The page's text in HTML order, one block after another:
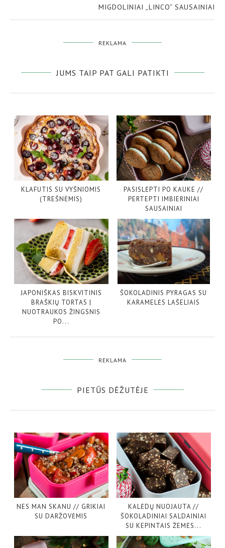
MIGDOLINIAI „LINCO“ SAUSAINIAI
REKLAMA
JUMS TAIP PAT GALI PATIKTI
KLAFUTIS SU VYŠNIOMIS
(TREŠNĖMIS)
PASISLĖPTI PO KAUKE //
PERTEPTI IMBIERINIAI
SAUSAINIAI
JAPONIŠKAS BISKVITINIS
BRAŠKIŲ TORTAS |
NUOTRAUKOS ŽINGSNIS
PO...
ŠOKOLADINIS PYRAGAS SU
KARAMELĖS LAŠELIAIS
REKLAMA
PIETŪS DĖŽUTĖJE
NES MAN SKANU // GRIKIAI
SU DARŽOVĖMIS
KALĖDŲ NUOJAUTA //
ŠOKOLADINIAI SALDAINIAI
SU KEPINTAIS ŽEMĖS...